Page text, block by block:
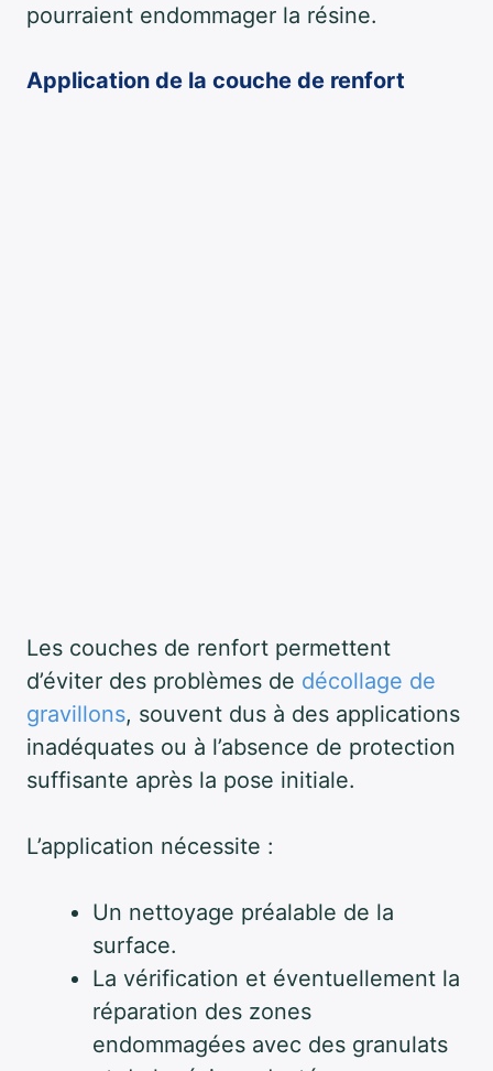
pourraient endommager la résine.
Application de la couche de renfort
Les couches de renfort permettent
d’éviter des problèmes de décollage de
gravillons, souvent dus à des applications
inadéquates ou à l’absence de protection
suffisante après la pose initiale.
L’application nécessite :
Un nettoyage préalable de la
surface.
La vérification et éventuellement la
réparation des zones
endommagées avec des granulats